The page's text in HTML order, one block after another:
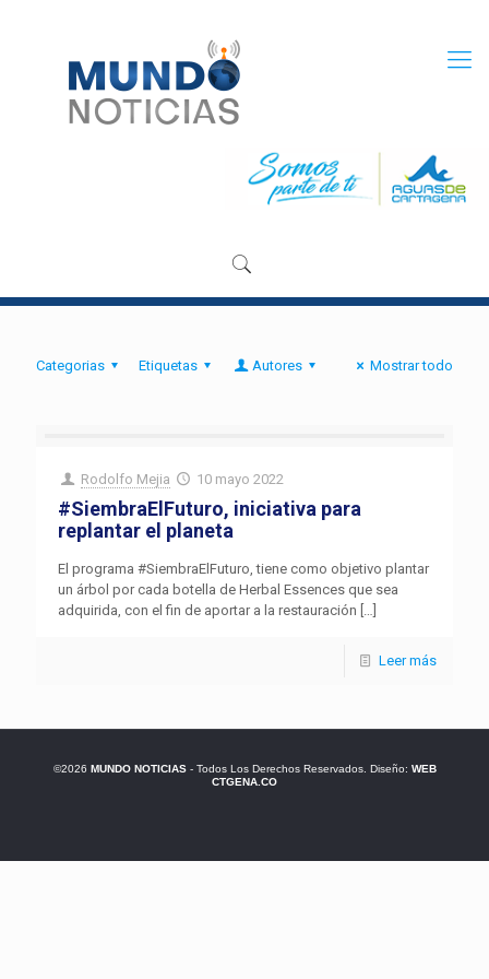
Categorias Etiquetas Autores Mostrar todo
Rodolfo Mejia 10 mayo 2022
#SiembraElFuturo, iniciativa para
replantar el planeta
El programa #SiembraElFuturo, tiene como objetivo plantar
un árbol por cada botella de Herbal Essences que sea
adquirida, con el fin de aportar a la restauración […]
Leer más
©2026 MUNDO NOTICIAS- Todos Los Derechos Reservados. Diseño: WEB
CTGENA.CO